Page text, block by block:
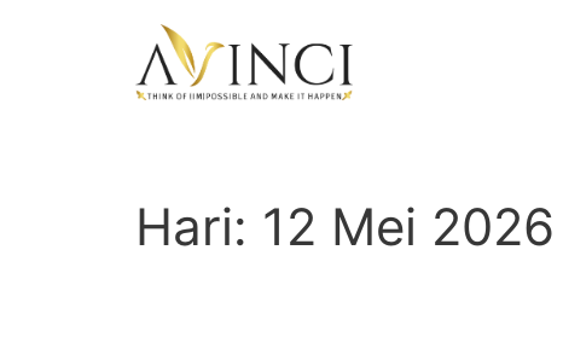
Hari: 12 Mei 2026